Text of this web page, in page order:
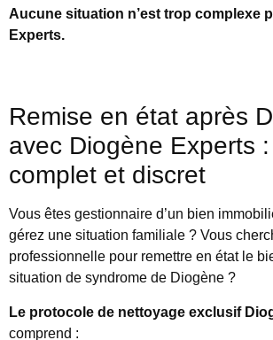
Aucune situation n’est trop complexe
Experts.
Remise en état après
avec Diogène Experts
complet et discret
Vous êtes gestionnaire d’un bien
gérez une situation familiale ? Vous
professionnelle pour remettre en état le
situation de syndrome de Diogène ?
Le protocole de nettoyage exclusif
comprend :